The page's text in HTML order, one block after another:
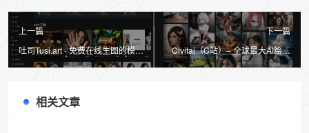
上一篇
吐司Tusi.art - 免费在线生图的模型
分享社区
下一篇
Civitai（C站）– 全球最大AI绘画
模型分享平台
相关文章